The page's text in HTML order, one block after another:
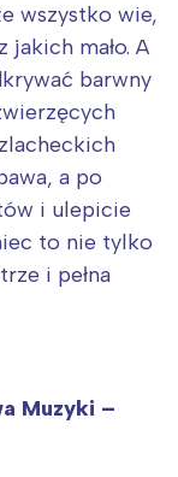
wszystko wie,
mało. A
barwny
a po
i ulepicie
to nie tylko
i pełna
Muzyki –